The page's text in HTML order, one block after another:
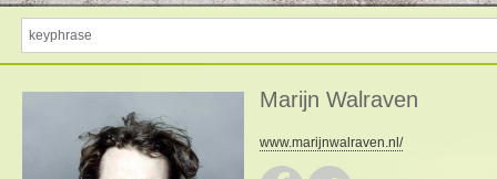
Marijn Walraven
www.marijnwalraven.nl/